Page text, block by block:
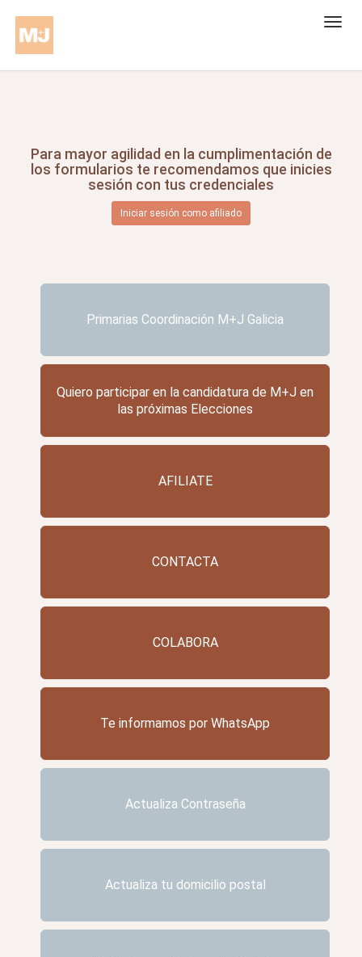
Para mayor agilidad en la cumplimentación de
los formularios te recomendamos que inicies
sesión con tus credenciales
Iniciar sesión como afiliado
Primarias Coordinación M+J Galicia
Quiero participar en la candidatura de M+J en
las próximas Elecciones
AFILIATE
CONTACTA
COLABORA
Te informamos por WhatsApp
Actualiza Contraseña
Actualiza tu domicilio postal